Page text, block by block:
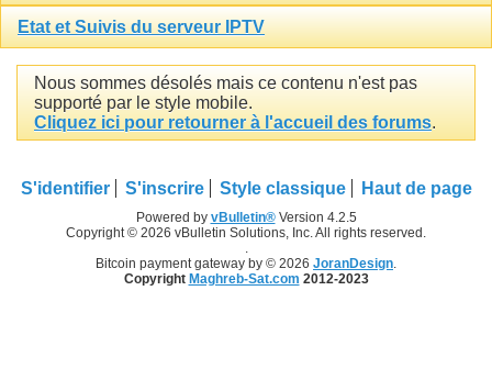
Etat et Suivis du serveur IPTV
Nous sommes désolés mais ce contenu n'est pas
supporté par le style mobile.
Cliquez ici pour retourner à l'accueil des forums.
S'identifier S'inscrire Style classique Haut de page
Powered by vBulletin®Version 4.2.5
Copyright © 2026 vBulletin Solutions, Inc. All rights reserved.
.
Bitcoin payment gateway by © 2026 JoranDesign.
Copyright Maghreb-Sat.com 2012-2023